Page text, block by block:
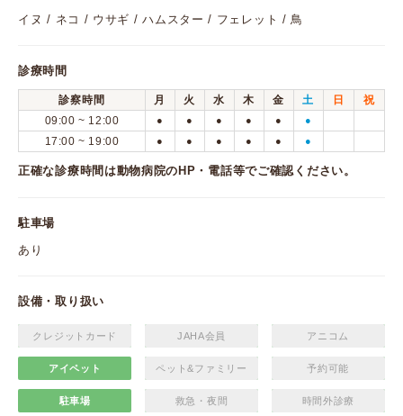
イヌ / ネコ / ウサギ / ハムスター / フェレット / 鳥
診療時間
診察時間 月 火 水 木 金 土 日
祝
09:00 ~ 12:00
● ● ● ● ● ●
17:00 ~ 19:00 ● ● ● ● ● ●
正確な診療時間は動物病院のHP・電話等でご確認ください。
駐車場
あり
設備・取り扱い
クレジットカード JAHA会員 アニコム
アイペット ペット&ファミリー 予約可能
駐車場 救急・夜間 時間外診療